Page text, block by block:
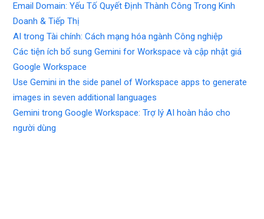
Email Domain: Yếu Tố Quyết Định Thành Công Trong Kinh
Doanh & Tiếp Thị
AI trong Tài chính: Cách mạng hóa ngành Công nghiệp
Các tiện ích bổ sung Gemini for Workspace và cập nhật giá
Google Workspace
Use Gemini in the side panel of Workspace apps to generate
images in seven additional languages
Gemini trong Google Workspace: Trợ lý AI hoàn hảo cho
người dùng